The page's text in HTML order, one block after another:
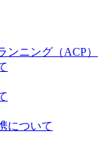
ンニング（ACP）
について